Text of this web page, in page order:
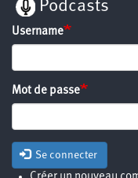
Podcasts
Username
Mot de passe
Se connecter